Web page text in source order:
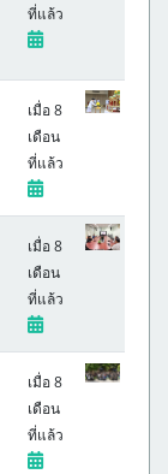
ที่แล้ว
เมื่อ 8
เดือน
ที่แล้ว
เมื่อ 8
เดือน
ที่แล้ว
เมื่อ 8
เดือน
ที่แล้ว